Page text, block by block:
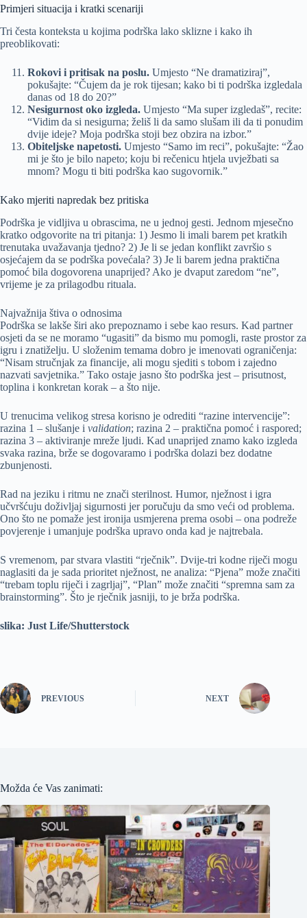
Primjeri situacija i kratki scenariji
Tri česta konteksta u kojima podrška lako sklizne i kako ih
preoblikovati:
Rokovi i pritisak na poslu. Umjesto “Ne dramatiziraj”,
pokušajte: “Čujem da je rok tijesan; kako bi ti podrška izgledala
danas od 18 do 20?”
Nesigurnost oko izgleda. Umjesto “Ma super izgledaš”, recite:
“Vidim da si nesigurna; želiš li da samo slušam ili da ti ponudim
dvije ideje? Moja podrška stoji bez obzira na izbor.”
Obiteljske napetosti. Umjesto “Samo im reci”, pokušajte: “Žao
mi je što je bilo napeto; koju bi rečenicu htjela uvježbati sa
mnom? Mogu ti biti podrška kao sugovornik.”
Kako mjeriti napredak bez pritiska
Podrška je vidljiva u obrascima, ne u jednoj gesti. Jednom mjesečno
kratko odgovorite na tri pitanja: 1) Jesmo li imali barem pet kratkih
trenutaka uvažavanja tjedno? 2) Je li se jedan konflikt završio s
osjećajem da se podrška povećala? 3) Je li barem jedna praktična
pomoć bila dogovorena unaprijed? Ako je dvaput zaredom “ne”,
vrijeme je za prilagodbu rituala.
Najvažnija štiva o odnosima
Podrška se lakše širi ako prepoznamo i sebe kao resurs. Kad partner
osjeti da se ne moramo “ugasiti” da bismo mu pomogli, raste prostor za
igru i znatiželju. U složenim temama dobro je imenovati ograničenja:
“Nisam stručnjak za financije, ali mogu sjediti s tobom i zajedno
nazvati savjetnika.” Tako ostaje jasno što podrška jest – prisutnost,
toplina i konkretan korak – a što nije.
U trenucima velikog stresa korisno je odrediti “razine intervencije”:
razina 1 – slušanje i validation; razina 2 – praktična pomoć i raspored;
razina 3 – aktiviranje mreže ljudi. Kad unaprijed znamo kako izgleda
svaka razina, brže se dogovaramo i podrška dolazi bez dodatne
zbunjenosti.
Rad na jeziku i ritmu ne znači sterilnost. Humor, nježnost i igra
učvršćuju doživljaj sigurnosti jer poručuju da smo veći od problema.
Ono što ne pomaže jest ironija usmjerena prema osobi – ona podreže
povjerenje i umanjuje podrška upravo onda kad je najtrebala.
S vremenom, par stvara vlastiti “rječnik”. Dvije-tri kodne riječi mogu
naglasiti da je sada prioritet nježnost, ne analiza: “Pjena” može značiti
“trebam toplu riječi i zagrljaj”, “Plan” može značiti “spremna sam za
brainstorming”. Što je rječnik jasniji, to je brža podrška.
slika: Just Life/Shutterstock
PREVIOUS NEXT
Možda će Vas zanimati: